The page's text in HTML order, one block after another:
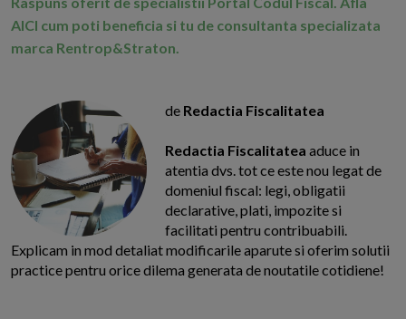
AICI cum poti beneficia si tu de consultanta specializata
marca Rentrop&Straton.
de Redactia Fiscalitatea
Redactia Fiscalitatea aduce in
atentia dvs. tot ce este nou legat de
domeniul fiscal: legi, obligatii
declarative, plati, impozite si
facilitati pentru contribuabili.
Explicam in mod detaliat modificarile aparute si oferim solutii
practice pentru orice dilema generata de noutatile cotidiene!